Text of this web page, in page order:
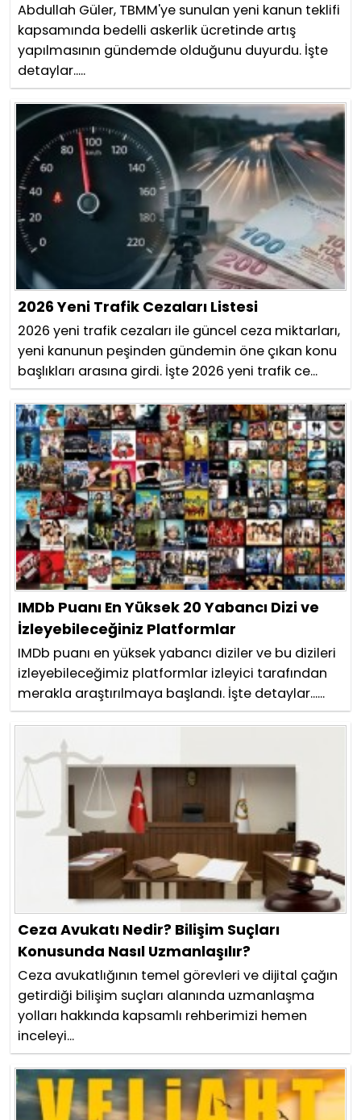
Abdullah Güler, TBMM'ye sunulan yeni kanun teklifi
kapsamında bedelli askerlik ücretinde artış
yapılmasının gündemde olduğunu duyurdu. İşte
detaylar.....
2026 Yeni Trafik Cezaları Listesi
2026 yeni trafik cezaları ile güncel ceza miktarları,
yeni kanunun peşinden gündemin öne çıkan konu
başlıkları arasına girdi. İşte 2026 yeni trafik ce...
IMDb Puanı En Yüksek 20 Yabancı Dizi ve
İzleyebileceğiniz Platformlar
IMDb puanı en yüksek yabancı diziler ve bu dizileri
izleyebileceğimiz platformlar izleyici tarafından
merakla araştırılmaya başlandı. İşte detaylar......
Ceza Avukatı Nedir? Bilişim Suçları
Konusunda Nasıl Uzmanlaşılır?
Ceza avukatlığının temel görevleri ve dijital çağın
getirdiği bilişim suçları alanında uzmanlaşma
yolları hakkında kapsamlı rehberimizi hemen
inceleyi...